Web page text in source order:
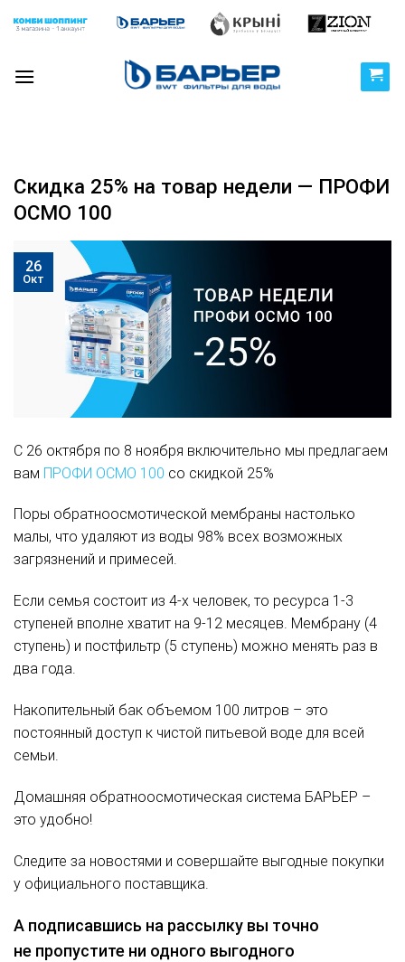
Скидка 25% на товар недели — ПРОФИ
ОСМО 100
26
Окт
С 26 октября по 8 ноября включительно мы предлагаем
вам ПРОФИ ОСМО 100 со скидкой 25%
Поры обратноосмотической мембраны настолько
малы, что удаляют из воды 98% всех возможных
загрязнений и примесей.
Если семья состоит из 4-х человек, то ресурса 1-3
ступеней вполне хватит на 9-12 месяцев. Мембрану (4
ступень) и постфильтр (5 ступень) можно менять раз в
два года.
Накопительный бак объемом 100 литров – это
постоянный доступ к чистой питьевой воде для всей
семьи.
Домашняя обратноосмотическая система БАРЬЕР –
это удобно!
Следите за новостями и совершайте выгодные покупки
у официального поставщика.
А подписавшись на рассылку вы точно
не пропустите ни одного выгодного